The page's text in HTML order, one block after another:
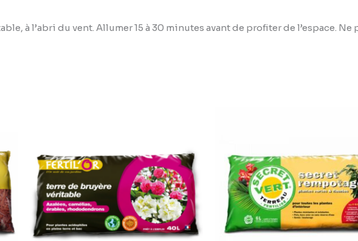
à l’abri du vent. Allumer 15 à 30 minutes avant de profiter de l’espace.
à
8,69 €